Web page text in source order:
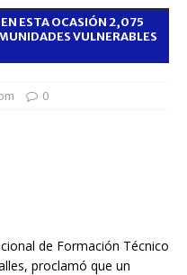
ESTA OCASIÓN 2,075
VULNERABLES
0
de Formación Técnico
proclamó que un